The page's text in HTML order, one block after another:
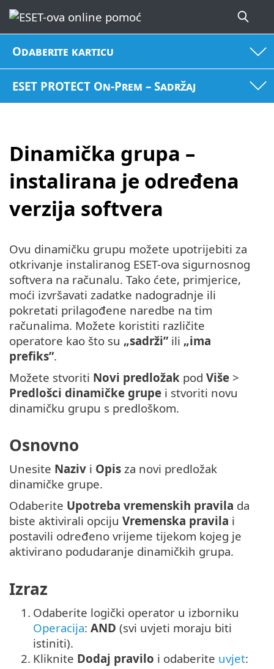
Odaberite karticu
ESET PROTECT On-Prem – Sadržaj
Dinamička grupa –
instalirana je određena
verzija softvera
Ovu dinamičku grupu možete upotrijebiti za
otkrivanje instaliranog ESET-ova sigurnosnog
softvera na računalu. Tako ćete, primjerice,
moći izvršavati zadatke nadogradnje ili
pokretati prilagođene naredbe na tim
računalima. Možete koristiti različite
operatore kao što su „sadrži” ili „ima
prefiks”.
Možete stvoriti Novi predložak pod Više >
Predlošci dinamičke grupe i stvoriti novu
dinamičku grupu s predloškom.
Osnovno
Unesite Naziv i Opis za novi predložak
dinamičke grupe.
Odaberite Upotreba vremenskih pravila da
biste aktivirali opciju Vremenska pravila i
postavili određeno vrijeme tijekom kojeg je
aktivirano podudaranje dinamičkih grupa.
Izraz
1. Odaberite logički operator u izborniku
Operacija: AND (svi uvjeti moraju biti
istiniti).
2. Kliknite Dodaj pravilo i odaberite uvjet: